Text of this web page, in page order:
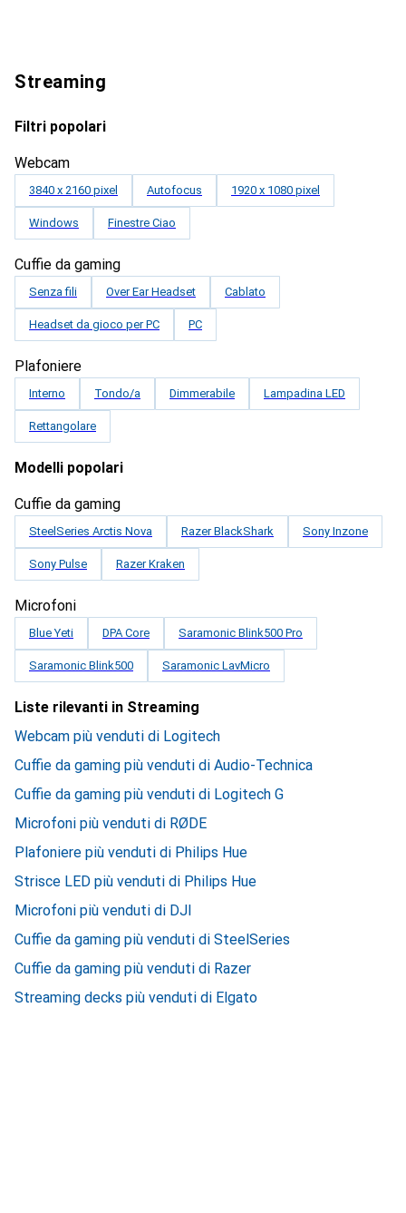
Streaming
Filtri popolari
Webcam
3840 x 2160 pixel Autofocus 1920 x 1080 pixel
Windows Finestre Ciao
Cuffie da gaming
Senza fili Over Ear Headset Cablato
Headset da gioco per PC PC
Plafoniere
Interno Tondo/a Dimmerabile Lampadina LED
Rettangolare
Modelli popolari
Cuffie da gaming
SteelSeries Arctis Nova Razer BlackShark Sony Inzone
Sony Pulse Razer Kraken
Microfoni
Blue Yeti DPA Core Saramonic Blink500 Pro
Saramonic Blink500 Saramonic LavMicro
Liste rilevanti in Streaming
Webcam più venduti di Logitech
Cuffie da gaming più venduti di Audio-Technica
Cuffie da gaming più venduti di Logitech G
Microfoni più venduti di RØDE
Plafoniere più venduti di Philips Hue
Strisce LED più venduti di Philips Hue
Microfoni più venduti di DJI
Cuffie da gaming più venduti di SteelSeries
Cuffie da gaming più venduti di Razer
Streaming decks più venduti di Elgato